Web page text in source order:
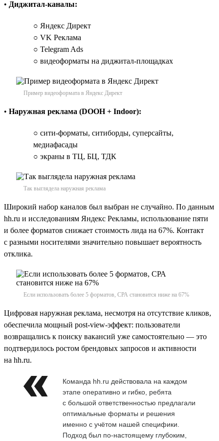
• Диджитал-каналы:
○ Яндекс Директ
○ VK Реклама
○ Telegram Ads
○ видеоформаты на диджитал-площадках
Пример видеоформата в Яндекс Директ
• Наружная реклама (DOOH + Indoor):
○ сити-форматы, ситиборды, суперсайты,
медиафасады
○ экраны в ТЦ, БЦ, ТДК
Так выглядела наружная реклама
Широкий набор каналов был выбран не случайно. По данным
hh.ru и исследованиям Яндекс Рекламы, использование пяти
и более форматов снижает стоимость лида на 67%. Контакт
с разными носителями значительно повышает вероятность
отклика.
Если использовать более 5 форматов, СРА становится ниже на 67%
Цифровая наружная реклама, несмотря на отсутствие кликов,
обеспечила мощный post-view-эффект: пользователи
возвращались к поиску вакансий уже самостоятельно — это
подтвердилось ростом брендовых запросов и активности
на hh.ru.
Команда hh.ru действовала на каждом
этапе оперативно и гибко, ребята
с большой ответственностью предлагали
оптимальные форматы и решения
именно с учётом нашей специфики.
Подход был по-настоящему глубоким,